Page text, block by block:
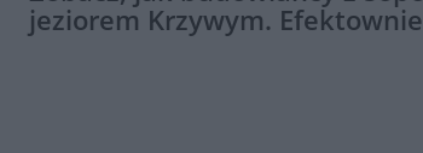
jeziorem Krzywym.